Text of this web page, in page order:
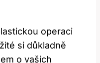
operaci
si důkladně
o vašich